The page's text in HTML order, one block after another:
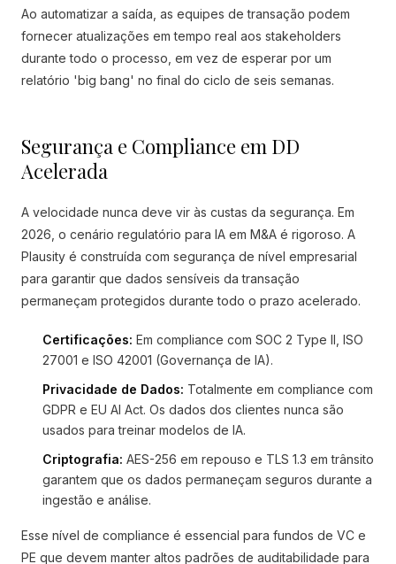
Ao automatizar a saída, as equipes de transação podem
fornecer atualizações em tempo real aos stakeholders
durante todo o processo, em vez de esperar por um
relatório 'big bang' no final do ciclo de seis semanas.
Segurança e Compliance em DD
Acelerada
A velocidade nunca deve vir às custas da segurança. Em
2026, o cenário regulatório para IA em M&A é rigoroso. A
Plausity é construída com segurança de nível empresarial
para garantir que dados sensíveis da transação
permaneçam protegidos durante todo o prazo acelerado.
Certificações: Em compliance com SOC 2 Type II, ISO
27001 e ISO 42001 (Governança de IA).
Privacidade de Dados: Totalmente em compliance com
GDPR e EU AI Act. Os dados dos clientes nunca são
usados para treinar modelos de IA.
Criptografia: AES-256 em repouso e TLS 1.3 em trânsito
garantem que os dados permaneçam seguros durante a
ingestão e análise.
Esse nível de compliance é essencial para fundos de VC e
PE que devem manter altos padrões de auditabilidade para